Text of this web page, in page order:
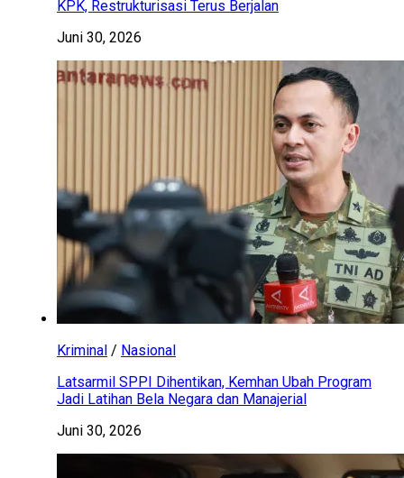
KPK, Restrukturisasi Terus Berjalan
Juni 30, 2026
Kriminal / Nasional
Latsarmil SPPI Dihentikan, Kemhan Ubah Program
Jadi Latihan Bela Negara dan Manajerial
Juni 30, 2026